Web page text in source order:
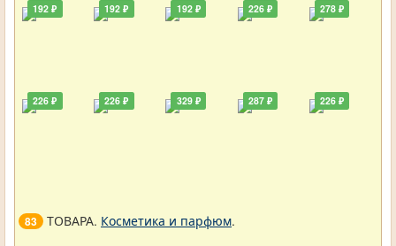
192 ₽
226 ₽
192 ₽
226 ₽
192 ₽
329 ₽
226 ₽
287 ₽
278 ₽
226 ₽
83 ТОВАРА. Косметика и парфюм.